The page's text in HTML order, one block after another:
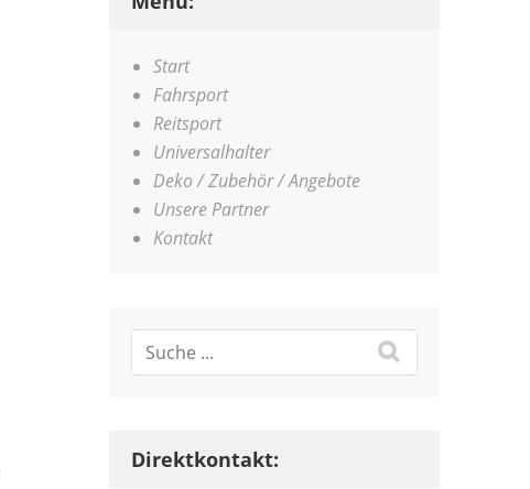
Start
Fahrsport
Reitsport
Universalhalter
Deko / Zubehör / Angebote
Unsere Partner
Kontakt
Direktkontakt: